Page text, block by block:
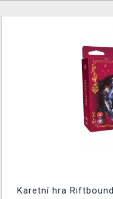
Karetní hra